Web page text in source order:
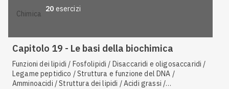
chimica
20 esercizi
Capitolo 19 - Le basi della biochimica
Funzioni dei lipidi / Fosfolipidi / Disaccaridi e oligosaccaridi /
Legame peptidico / Struttura e funzione del DNA /
Amminoacidi / Struttura dei lipidi / Acidi grassi /